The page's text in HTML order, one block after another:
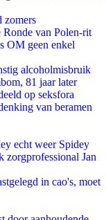
zomers
Ronde van Polen-rit
OM geen enkel
alcoholmisbruik
81 jaar later
op seksfora
van beramen
echt weer Spidey
Jan
in cao's, moet